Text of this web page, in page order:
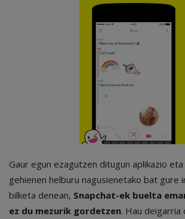
Gaur egun ezagutzen ditugun aplikazio
gehienen helburu nagusienetako bat gure
bilketa denean, Snapchat-ek buelta
ez du mezurik gordetzen. Hau